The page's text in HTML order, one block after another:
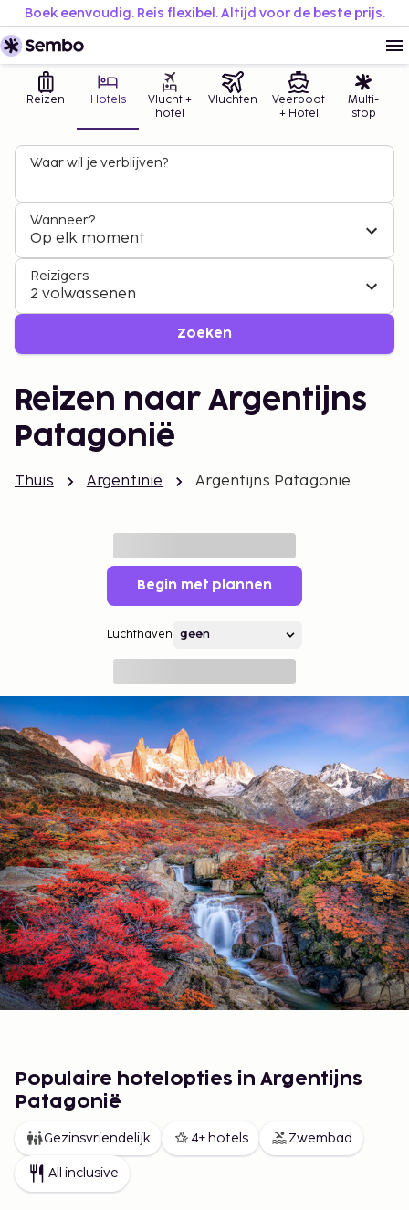
Boek eenvoudig. Reis flexibel. Altijd voor de beste prijs.
Reizen Hotels
Vlucht +
hotel
Vluchten
Veerboot
+ Hotel
Multi-
stop
Waar wil je verblijven?
Wanneer?
Op elk moment
Reizigers
2 volwassenen
Zoeken
Reizen naar Argentijns
Patagonië
Thuis Argentinië Argentijns Patagonië
Begin met plannen
Luchthaven
Populaire hotelopties in Argentijns
Patagonië
Gezinsvriendelijk 4+ hotels Zwembad
All inclusive